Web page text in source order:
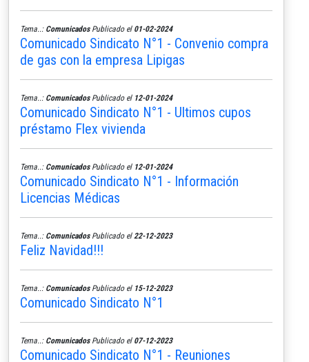
Tema..: ComunicadosPublicado el 01-02-2024
Comunicado Sindicato N°1 - Convenio compra
de gas con la empresa Lipigas
Tema..: ComunicadosPublicado el 12-01-2024
Comunicado Sindicato N°1 - Ultimos cupos
préstamo Flex vivienda
Tema..: ComunicadosPublicado el 12-01-2024
Comunicado Sindicato N°1 - Información
Licencias Médicas
Tema..: ComunicadosPublicado el 22-12-2023
Feliz Navidad!!!
Tema..: ComunicadosPublicado el 15-12-2023
Comunicado Sindicato N°1
Tema..: ComunicadosPublicado el 07-12-2023
Comunicado Sindicato N°1 - Reuniones